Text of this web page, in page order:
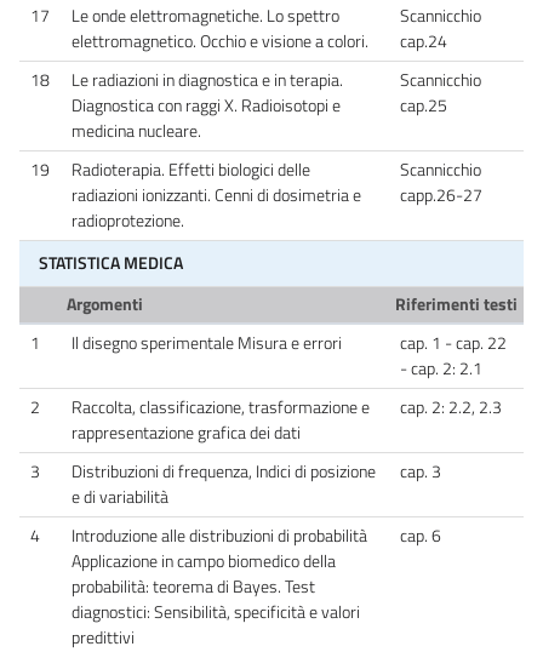
17
Le onde elettromagnetiche. Lo spettro
elettromagnetico. Occhio e visione a colori.
Scannicchio
cap.24
18
Le radiazioni in diagnostica e in terapia.
Diagnostica con raggi X. Radioisotopi e
medicina nucleare.
Scannicchio
cap.25
19
Radioterapia. Effetti biologici delle
radiazioni ionizzanti. Cenni di dosimetria e
radioprotezione.
Scannicchio
capp.26-27
STATISTICA MEDICA
Argomenti
Riferimenti testi
1
Il disegno sperimentale Misura e errori
cap. 1 - cap. 22
- cap. 2: 2.1
2
Raccolta, classificazione, trasformazione e
rappresentazione grafica dei dati
cap. 2: 2.2, 2.3
3
Distribuzioni di frequenza, Indici di posizione
e di variabilità
cap. 3
4
Introduzione alle distribuzioni di probabilità
Applicazione in campo biomedico della
probabilità: teorema di Bayes. Test
diagnostici: Sensibilità, specificità e valori
predittivi
cap. 6